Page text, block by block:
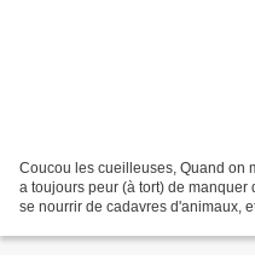
Coucou les cueilleuses, Quand on
a toujours peur (à tort) de
se nourrir de cadavres d'animaux,